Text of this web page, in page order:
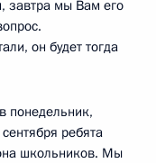
завтра мы Вам его
он будет тогда
понедельник,
ребята
школьников. Мы